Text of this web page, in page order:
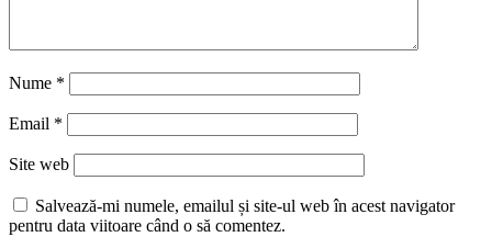
Nume *
Email *
Site web
Salvează-mi numele, emailul și site-ul web în acest navigator
pentru data viitoare când o să comentez.